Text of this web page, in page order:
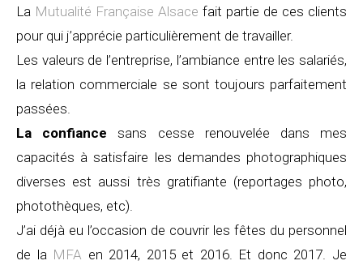
La Mutualité Française Alsace fait partie de ces clients
pour qui j’apprécie particulièrement de travailler.
Les valeurs de l’entreprise, l’ambiance entre les salariés,
la relation commerciale se sont toujours parfaitement
passées.
La confiance sans cesse renouvelée dans mes
capacités à satisfaire les demandes photographiques
diverses est aussi très gratifiante (reportages photo,
photothèques, etc).
J’ai déjà eu l’occasion de couvrir les fêtes du personnel
de la MFA en 2014, 2015 et 2016. Et donc 2017. Je